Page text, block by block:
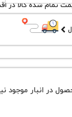
در اقساط می باشد
موجود نیست و در